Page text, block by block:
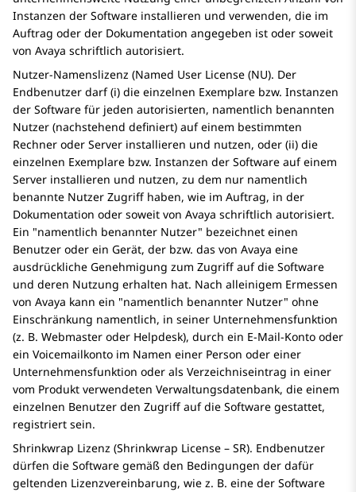
Instanzen der Software installieren und verwenden, die im
Auftrag oder der Dokumentation angegeben ist oder soweit
von Avaya schriftlich autorisiert.
Nutzer-Namenslizenz (Named User License (NU). Der
Endbenutzer darf (i) die einzelnen Exemplare bzw. Instanzen
der Software für jeden autorisierten, namentlich benannten
Nutzer (nachstehend definiert) auf einem bestimmten
Rechner oder Server installieren und nutzen, oder (ii) die
einzelnen Exemplare bzw. Instanzen der Software auf einem
Server installieren und nutzen, zu dem nur namentlich
benannte Nutzer Zugriff haben, wie im Auftrag, in der
Dokumentation oder soweit von Avaya schriftlich autorisiert.
Ein
namentlich benannter Nutzer
bezeichnet einen
Benutzer oder ein Gerät, der bzw. das von Avaya eine
ausdrückliche Genehmigung zum Zugriff auf die Software
und deren Nutzung erhalten hat. Nach alleinigem Ermessen
von Avaya kann ein namentlich benannter Nutzer ohne
Einschränkung namentlich, in seiner Unternehmensfunktion
(z. B. Webmaster oder Helpdesk), durch ein E-Mail-Konto oder
ein Voicemailkonto im Namen einer Person oder einer
Unternehmensfunktion oder als Verzeichniseintrag in einer
vom Produkt verwendeten Verwaltungsdatenbank, die einem
einzelnen Benutzer den Zugriff auf die Software gestattet,
registriert sein.
Shrinkwrap Lizenz (Shrinkwrap License – SR). Endbenutzer
dürfen die Software gemäß den Bedingungen der dafür
geltenden Lizenzvereinbarung, wie z. B. eine der Software